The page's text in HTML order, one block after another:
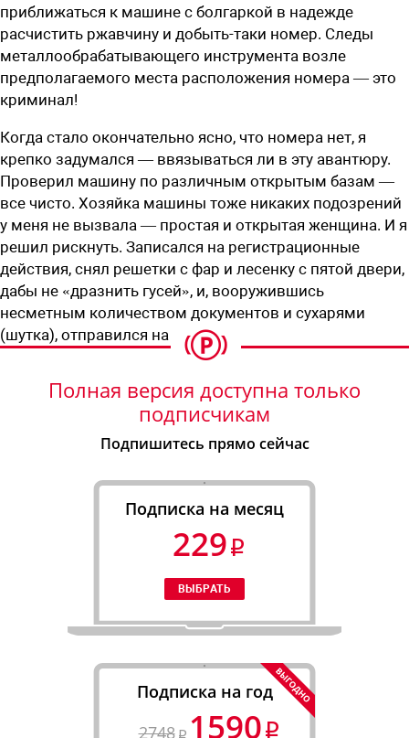
приближаться к машине с болгаркой в надежде
расчистить ржавчину и добыть-таки номер. Следы
металлообрабатывающего инструмента возле
предполагаемого места расположения номера — это
криминал!
Когда стало окончательно ясно, что номера нет, я
крепко задумался — ввязываться ли в эту авантюру.
Проверил машину по различным открытым базам —
все чисто. Хозяйка машины тоже никаких подозрений
у меня не вызвала — простая и открытая женщина. И я
решил рискнуть. Записался на регистрационные
действия, снял решетки с фар и лесенку с пятой двери,
дабы не «дразнить гусей», и, вооружившись
несметным количеством документов и сухарями
(шутка), отправился на прием.
Полная версия доступна только
подписчикам
Подпишитесь прямо сейчас
Подписка на месяц
229
Подписка на год
2748
1590